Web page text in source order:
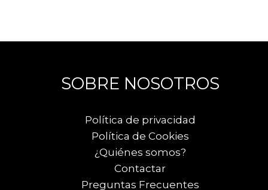
SOBRE NOSOTROS
Política de privacidad
Política de Cookies
¿Quiénes somos?
Contactar
Preguntas Frecuentes